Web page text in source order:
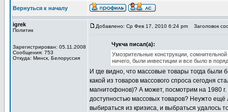
Вернуться к началу
igrek
Политик
Зарегистрирован: 05.11.2008
Сообщения: 753
Откуда: Минск, Белоруссия
Добавлено: Ср Фев 17, 2010 6:24 pm Заголовок
Чукча писал(а):
Умозрительные конструкции,
ничего, были инвестиции и все было в
И где видно, что массовые товары тогда были
какой из товаров массового спроса сегодня
магнитофонов)? А может, посмотрим на 1980
доступностью массовых товаров? Неужто ещё
выбираться из кризиса, и выбраться удалось